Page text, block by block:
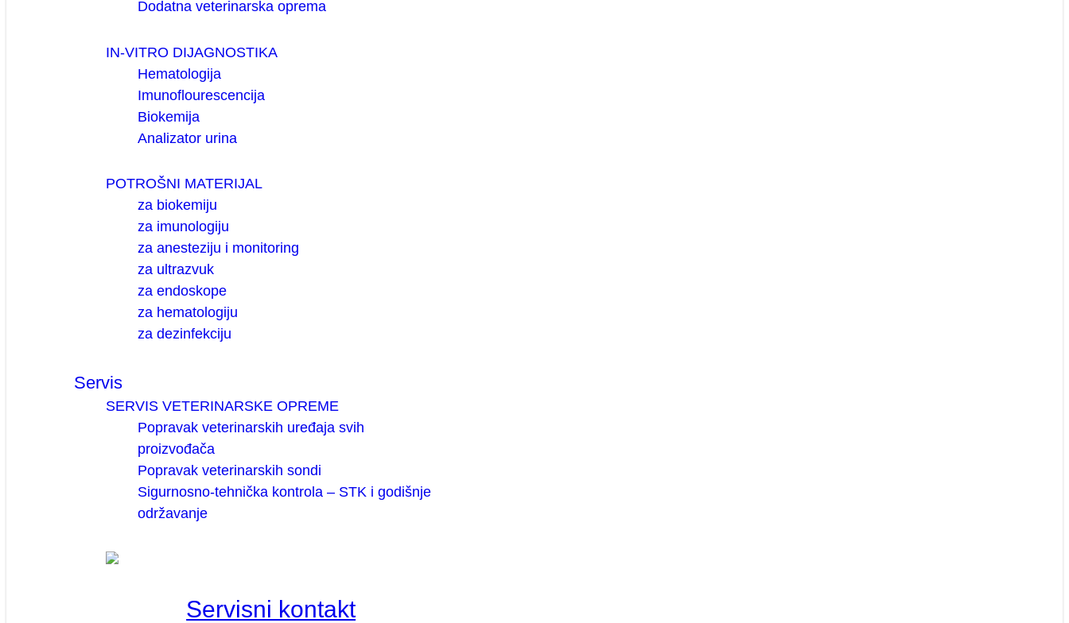
Dodatna veterinarska oprema
IN-VITRO DIJAGNOSTIKA
Hematologija
Imunoflourescencija
Biokemija
Analizator urina
POTROŠNI MATERIJAL
za biokemiju
za imunologiju
za anesteziju i monitoring
za ultrazvuk
za endoskope
za hematologiju
za dezinfekciju
Servis
SERVIS VETERINARSKE OPREME
Popravak veterinarskih uređaja svih
proizvođača
Popravak veterinarskih sondi
Sigurnosno-tehnička kontrola – STK i godišnje
održavanje
Servisni kontakt